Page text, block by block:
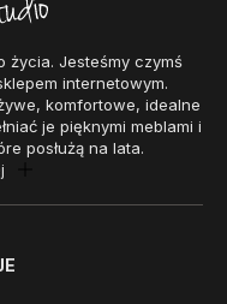
życia. Jesteśmy czymś
internetowym.
komfortowe, idealne
je pięknymi meblami i
posłużą na lata.